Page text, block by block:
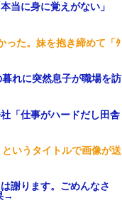
当に身に覚えがない」
った。妹を抱き締めて「ﾀ
れに突然息子が職場を訪
「仕事がハードだし田舎
いうタイトルで画像が送
謝ります。ごめんなさ
→